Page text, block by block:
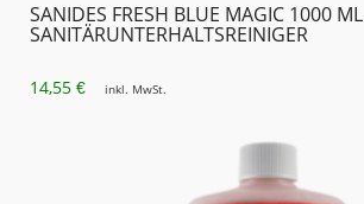
SANIDES FRESH BLUE MAGIC 1000 ML
SANITÄRUNTER­HALTSREINIGER
14,55 € inkl. MwSt.